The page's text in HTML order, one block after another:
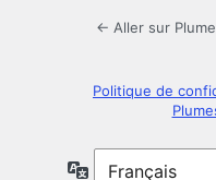
← Aller sur
Politique de
Langue